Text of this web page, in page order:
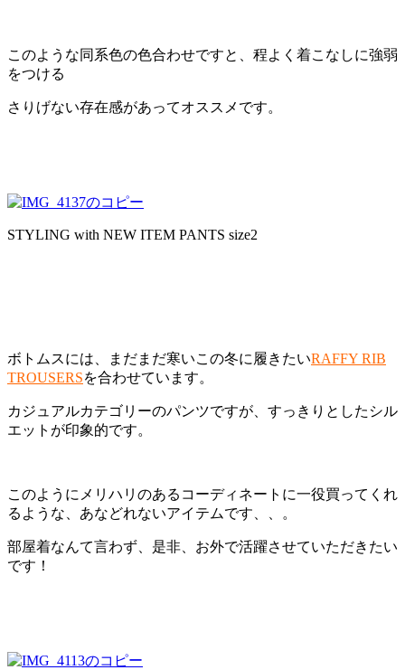
このような同系色の色合わせですと、程よく着こなしに強弱
をつける
さりげない存在感があってオススメです。
STYLING with NEW ITEM PANTS size2
ボトムスには、まだまだ寒いこの冬に履きたいRAFFY RIB
TROUSERSを合わせています。
カジュアルカテゴリーのパンツですが、すっきりとしたシル
エットが印象的です。
このようにメリハリのあるコーディネートに一役買ってくれ
るような、あなどれないアイテムです、、。
部屋着なんて言わず、是非、お外で活躍させていただきたい
です！